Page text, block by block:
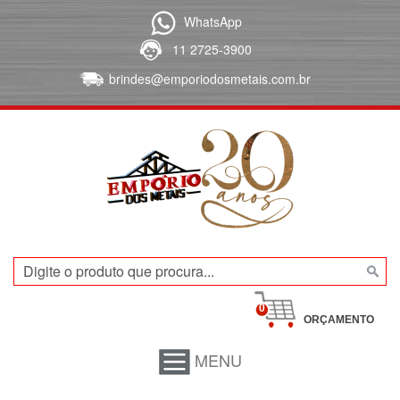
WhatsApp
11 2725-3900
brindes@emporiodosmetais.com.br
0
ORÇAMENTO
MENU